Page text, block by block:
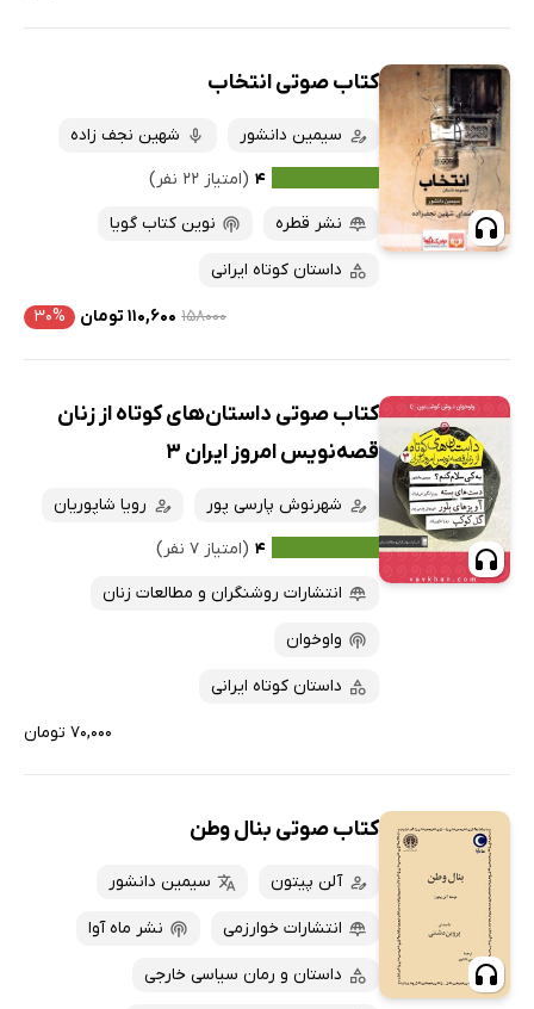
کتاب صوتی انتخاب
سیمین دانشور
شهین نجف زاده
۴ (امتیاز ۲۲ نفر)
نشر قطره
نوین کتاب گویا
داستان کوتاه ایرانی
۱۵۸۰۰۰ ۱۱۰,۶۰۰ تومان ۳۰%
کتاب صوتی داستان‌های کوتاه از زنان
قصه‌نویس امروز ایران 3
شهرنوش پارسی پور
رویا شاپوریان
۴ (امتیاز ۷ نفر)
انتشارات روشنگران و مطالعات زنان
واوخوان
داستان کوتاه ایرانی
۷۰,۰۰۰ تومان
کتاب صوتی بنال وطن
آلن پیتون سیمین دانشور
انتشارات خوارزمی نشر ماه آوا
داستان و رمان سیاسی خارجی